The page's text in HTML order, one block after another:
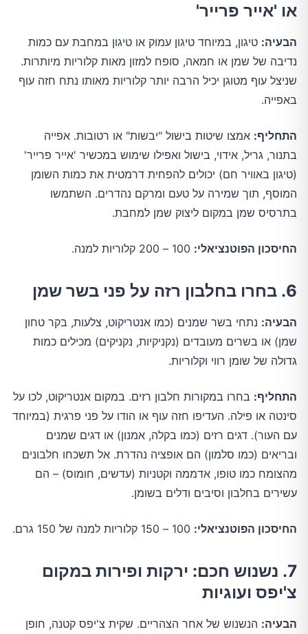
או 'אייר פרייר'
הבעיה: טיגון, במיוחד טיגון עמוק או טיגון במחבת עם כמות
נדיבה של שמן או חמאה, סופח למזון מאות קלוריות מיותרות.
שניצל עוף מטוגן יכיל הרבה יותר קלוריות מאותו נתח חזה עוף
באפייה.
התחליף: אמצו שיטות בישול "יבשות" או רטובות. אפייה
בתנור, גריל, אידוי, בישול ואפילו שימוש במכשיר 'אייר פרייר'
(טיגון באוויר חם) יכולים להפחית דרמטית את כמות השומן
המוסף, תוך שמירה על טעם ומרקם נהדרים. השתמשו
בתרסיס שמן במקום ליצוק שמן למחבת.
החיסכון הפוטנציאלי:
6. בחרו בחלבון רזה על פני בשר שמן
הבעיה: נתחי בשר שמנים (כמו אנטריקוט, צלעות, בקר טחון
שמן) או בשרים מעובדים (נקניקיות, נקניקים) מכילים כמות
גדולה של שומן רווי וקלוריות.
התחליף: בחרו במקורות חלבון רזים. במקום אנטריקוט, לכו על
סינטה או פילה. העדיפו חזה עוף או הודו על פני פרגית (במיוחד
עם העור). דגים רזים (כמו בקלה, אמנון) או דגים שמנים
ובריאים (כמו סלמון) הם אופציה נהדרת. אל תשכחו חלבונים
מהצומח כמו טופו, אדממה וקטניות (עדשים, חומוס) – הם
עשירים בחלבון וסיבים ודלים בשומן.
החיסכון הפוטנציאלי:
7. נשנוש חכם: ירקות ופירות במקום
צ'יפס ועוגיות
הבעיה: הנשנוש של אחר הצהריים. שקית צ'יפס קטנה, חופן